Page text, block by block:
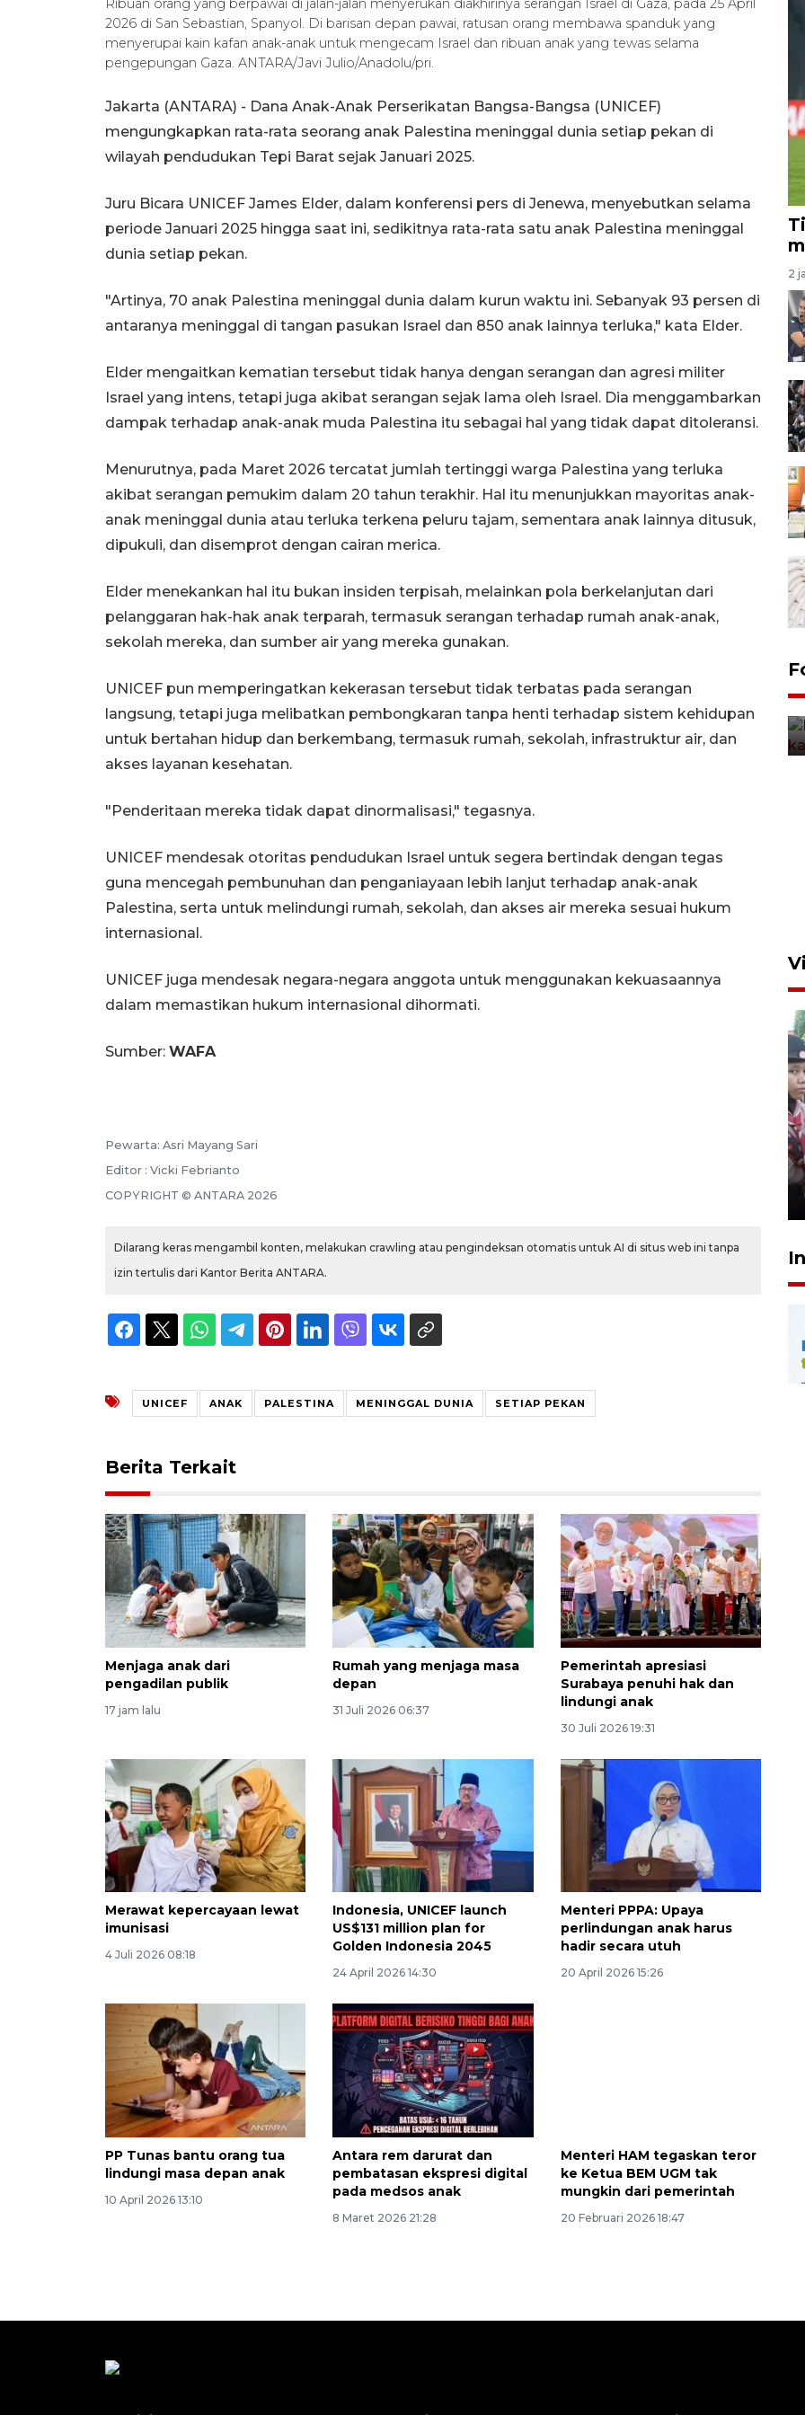
Ribuan orang yang berpawai di jalan-jalan menyerukan diakhirinya serangan Israel di Gaza, pada 25 April
2026 di San Sebastian, Spanyol. Di barisan depan pawai, ratusan orang membawa spanduk yang
menyerupai kain kafan anak-anak untuk mengecam Israel dan ribuan anak yang tewas selama
pengepungan Gaza. ANTARA/Javi Julio/Anadolu/pri.
Jakarta (ANTARA) - Dana Anak-Anak Perserikatan Bangsa-Bangsa (UNICEF)
mengungkapkan rata-rata seorang anak Palestina meninggal dunia setiap pekan di
wilayah pendudukan Tepi Barat sejak Januari 2025.
Juru Bicara UNICEF James Elder, dalam konferensi pers di Jenewa, menyebutkan selama
periode Januari 2025 hingga saat ini, sedikitnya rata-rata satu anak Palestina meninggal
dunia setiap pekan.
"Artinya, 70 anak Palestina meninggal dunia dalam kurun waktu ini. Sebanyak 93 persen di
antaranya meninggal di tangan pasukan Israel dan 850 anak lainnya terluka," kata Elder.
Elder mengaitkan kematian tersebut tidak hanya dengan serangan dan agresi militer
Israel yang intens, tetapi juga akibat serangan sejak lama oleh Israel. Dia menggambarkan
dampak terhadap anak-anak muda Palestina itu sebagai hal yang tidak dapat ditoleransi.
Menurutnya, pada Maret 2026 tercatat jumlah tertinggi warga Palestina yang terluka
akibat serangan pemukim dalam 20 tahun terakhir. Hal itu menunjukkan mayoritas anak-
anak meninggal dunia atau terluka terkena peluru tajam, sementara anak lainnya ditusuk,
dipukuli, dan disemprot dengan cairan merica.
Elder menekankan hal itu bukan insiden terpisah, melainkan pola berkelanjutan dari
pelanggaran hak-hak anak terparah, termasuk serangan terhadap rumah anak-anak,
sekolah mereka, dan sumber air yang mereka gunakan.
UNICEF pun memperingatkan kekerasan tersebut tidak terbatas pada serangan
langsung, tetapi juga melibatkan pembongkaran tanpa henti terhadap sistem kehidupan
untuk bertahan hidup dan berkembang, termasuk rumah, sekolah, infrastruktur air, dan
akses layanan kesehatan.
"Penderitaan mereka tidak dapat dinormalisasi," tegasnya.
UNICEF mendesak otoritas pendudukan Israel untuk segera bertindak dengan tegas
guna mencegah pembunuhan dan penganiayaan lebih lanjut terhadap anak-anak
Palestina, serta untuk melindungi rumah, sekolah, dan akses air mereka sesuai hukum
internasional.
UNICEF juga mendesak negara-negara anggota untuk menggunakan kekuasaannya
dalam memastikan hukum internasional dihormati.
Sumber: WAFA
Pewarta: Asri Mayang Sari
Editor : Vicki Febrianto
COPYRIGHT © ANTARA 2026
Dilarang keras mengambil konten, melakukan crawling atau pengindeksan otomatis untuk AI di situs web ini tanpa
izin tertulis dari Kantor Berita ANTARA.
UNICEF ANAK PALESTINA MENINGGAL DUNIA SETIAP PEKAN
Berita Terkait
Menjaga anak dari
pengadilan publik
17 jam lalu
Rumah yang menjaga masa
depan
31 Juli 2026 06:37
Pemerintah apresiasi
Surabaya penuhi hak dan
lindungi anak
30 Juli 2026 19:31
Merawat kepercayaan lewat
imunisasi
4 Juli 2026 08:18
Indonesia, UNICEF launch
US$131 million plan for
Golden Indonesia 2045
24 April 2026 14:30
Menteri PPPA: Upaya
perlindungan anak harus
hadir secara utuh
20 April 2026 15:26
PP Tunas bantu orang tua
lindungi masa depan anak
10 April 2026 13:10
Antara rem darurat dan
pembatasan ekspresi digital
pada medsos anak
8 Maret 2026 21:28
Menteri HAM tegaskan teror
ke Ketua BEM UGM tak
mungkin dari pemerintah
20 Februari 2026 18:47
2
di Jember
5 Agustus 2026 22:18
Memberantas kejahatan
jalanan Jakarta
2026-08-05 18:00:00